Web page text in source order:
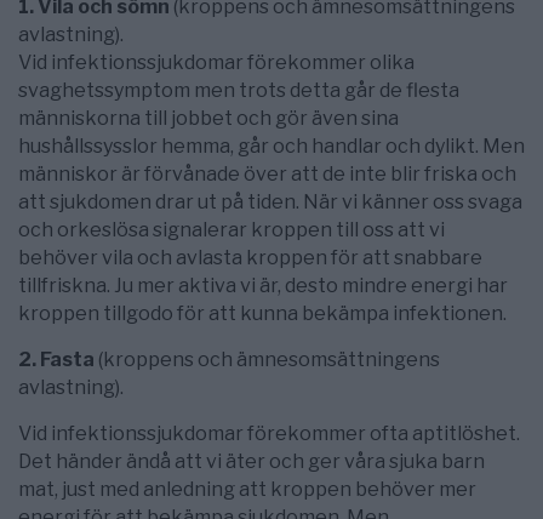
1. Vila och sömn (kroppens och ämnesomsättningens
avlastning).
Vid infektionssjukdomar förekommer olika
svaghetssymptom men trots detta går de flesta
människorna till jobbet och gör även sina
hushållssysslor hemma, går och handlar och dylikt. Men
människor är förvånade över att de inte blir friska och
att sjukdomen drar ut på tiden. När vi känner oss svaga
och orkeslösa signalerar kroppen till oss att vi
behöver vila och avlasta kroppen för att snabbare
tillfriskna. Ju mer aktiva vi är, desto mindre energi har
kroppen tillgodo för att kunna bekämpa infektionen.
2. Fasta (kroppens och ämnesomsättningens
avlastning).
Vid infektionssjukdomar förekommer ofta aptitlöshet.
Det händer ändå att vi äter och ger våra sjuka barn
mat, just med anledning att kroppen behöver mer